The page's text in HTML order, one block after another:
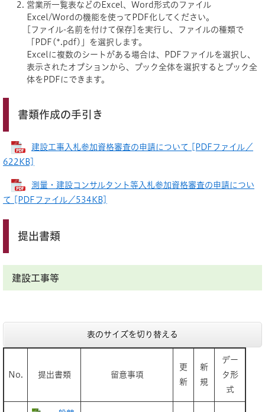
営業所一覧表などのExcel、Word形式のファイル
Excel/Wordの機能を使ってPDF化してください。
[ファイル-名前を付けて保存]を実行し、ファイルの種類で
「PDF(*.pdf)」を選択します。
Excelに複数のシートがある場合は、PDFファイルを選択し、
表示されたオプションから、ブック全体を選択するとブック全
体をPDFにできます。
書類作成の手引き
建設工事入札参加資格審査の申請について [PDFファイル／
622KB]
測量・建設コンサルタント等入札参加資格審査の申請につい
て [PDFファイル／534KB]
提出書類
​​建設工事等
表のサイズを切り替える
No. 提出書類 留意事項
更
新
新
規
デー
タ形
式